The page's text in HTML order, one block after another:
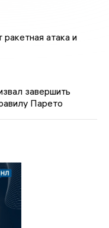
атака и
завершить
Парето